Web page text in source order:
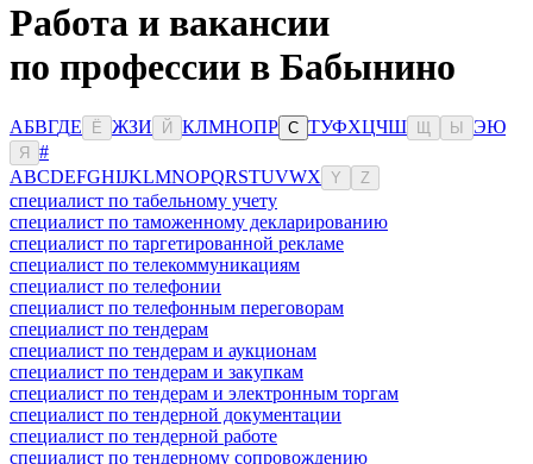
Работа и вакансии
по профессии в Бабынино
АБВГДЕ Ё ЖЗИ Й КЛМНОПР С ТУФХЦЧШ Ы ЭЮ
Я
#
ABCDEFGHIJKLMNOPQRSTUVWX Y Z
специалист по табельному учету
специалист по таможенному декларированию
специалист по таргетированной рекламе
специалист по телекоммуникациям
специалист по телефонии
специалист по телефонным переговорам
специалист по тендерам
специалист по тендерам и аукционам
специалист по тендерам и закупкам
специалист по тендерам и электронным торгам
специалист по тендерной документации
специалист по тендерной работе
специалист по тендерному сопровождению